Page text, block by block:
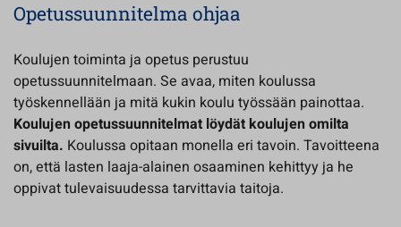
Opetussuunnitelma ohjaa
Koulujen toiminta ja opetus perustuu
opetussuunnitelmaan. Se avaa, miten koulussa
työskennellään ja mitä kukin koulu työssään painottaa.
Koulujen opetussuunnitelmat löydät koulujen omilta
sivuilta. Koulussa opitaan monella eri tavoin. Tavoitteena
on, että lasten laaja-alainen osaaminen kehittyy ja he
oppivat tulevaisuudessa tarvittavia taitoja.